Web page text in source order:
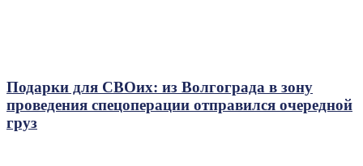
Подарки для СВОих: из Волгограда в зону
проведения спецоперации отправился очередной
груз